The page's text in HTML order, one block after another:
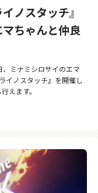
ノスタッチ』
ちゃんと仲良
ミナミシロサイのエマ
イノスタッチ』を開催し
えます。